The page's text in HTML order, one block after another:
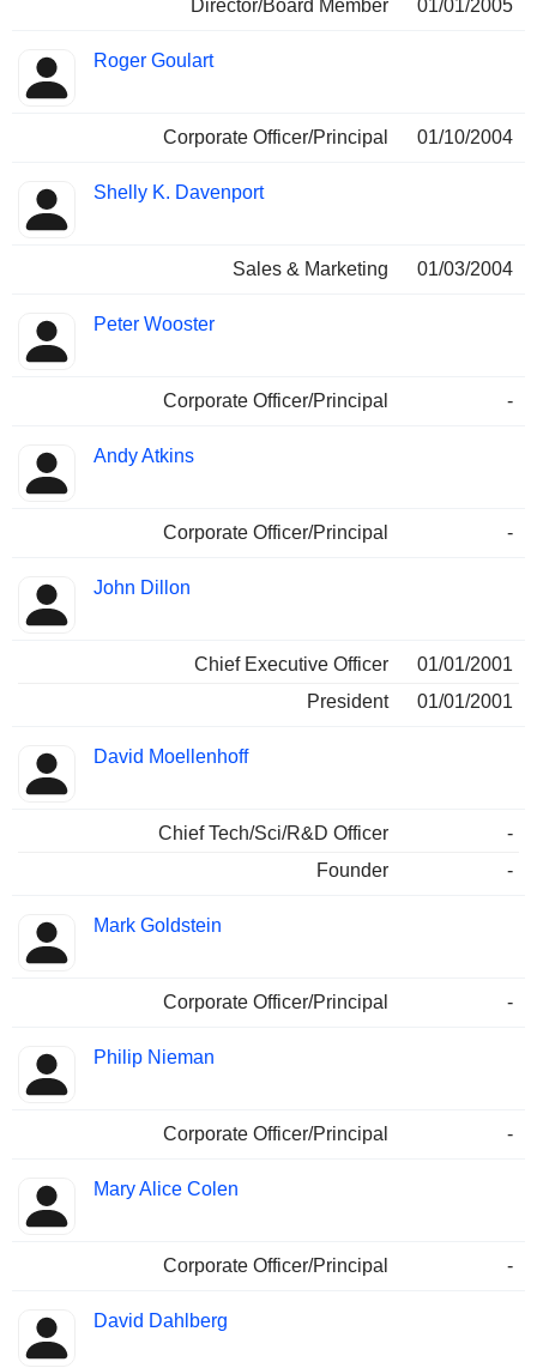
Director/Board Member 01/01/2005
Roger Goulart
Corporate Officer/Principal 01/10/2004
Shelly K. Davenport
Sales & Marketing 01/03/2004
Peter Wooster
Corporate Officer/Principal -
Andy Atkins
Corporate Officer/Principal -
John Dillon
Chief Executive Officer
01/01/2001
President
01/01/2001
David Moellenhoff
Chief Tech/Sci/R&D Officer
-
Founder
-
Mark Goldstein
Corporate Officer/Principal -
Philip Nieman
Corporate Officer/Principal -
Mary Alice Colen
Corporate Officer/Principal -
David Dahlberg